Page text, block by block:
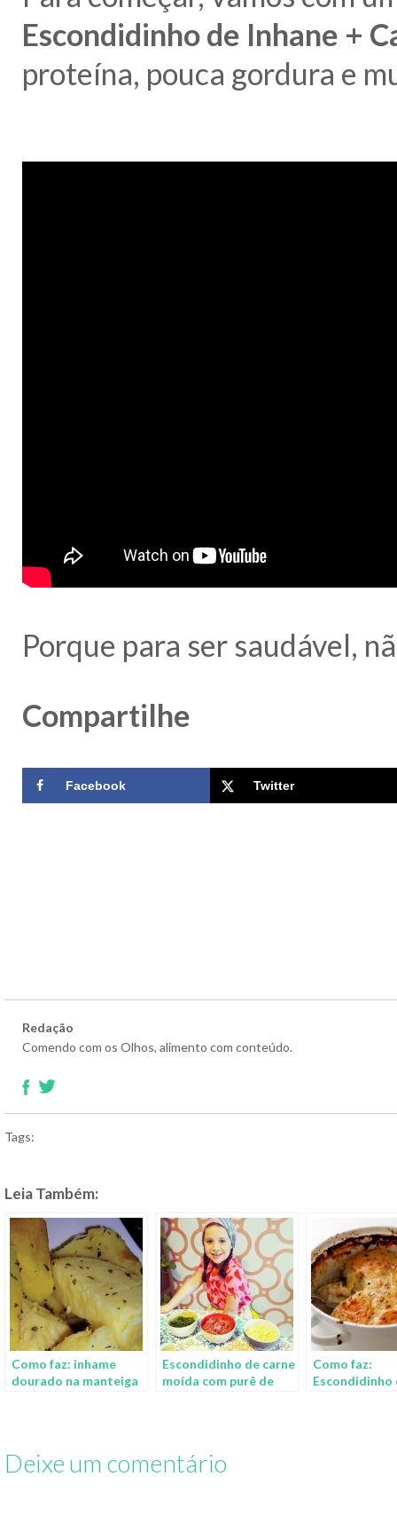
Escondidinho de Inhane +
proteína, pouca gordura e
Porque para ser saudável,
Compartilhe
Facebook Twitter
Redação
Comendo com os Olhos, alimento com conteúdo.
Tags:
Leia Também:
Como faz: inhame
dourado na manteiga
Escondidinho de carne
moída com purê de
Como faz:
Escondidinho
Deixe um comentário